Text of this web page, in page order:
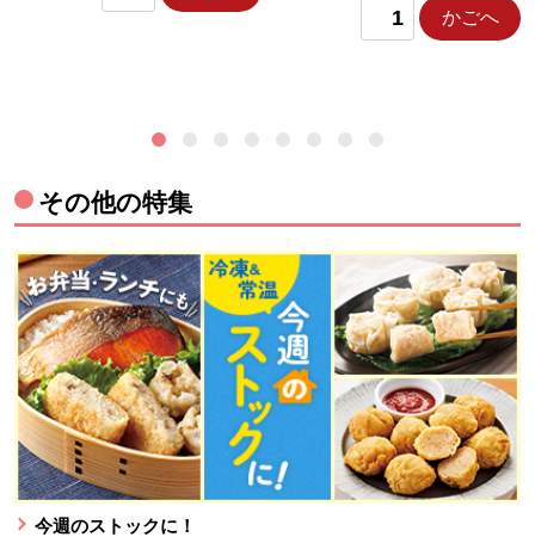
かごへ
その他の特集
今週のストックに！